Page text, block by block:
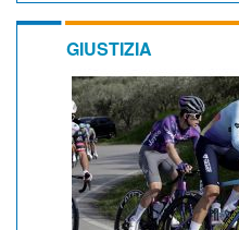
GIUSTIZIA